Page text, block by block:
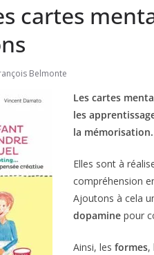
cartes
Belmonte
Les cartes
les
la mémorisation.
Elles sont à
compréhension
Ajoutons à cela
dopamine pour
Ainsi, les formes,